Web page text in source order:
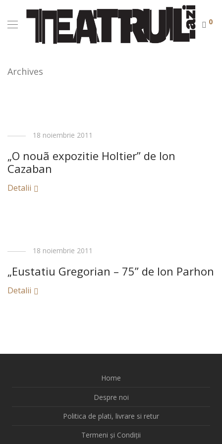
0
Archives
18 noiembrie 2011
„O nouã expozitie Holtier” de Ion
Cazaban
Detalii
18 noiembrie 2011
„Eustatiu Gregorian – 75” de Ion Parhon
Detalii
Home
Despre noi
Politica de plati, livrare si retur
Termeni și Condiții